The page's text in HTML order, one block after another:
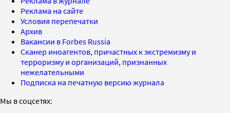
Реклама на сайте
Условия перепечатки
Архив
Вакансии в Forbes Russia
Сканер иноагентов, причастных к экстремизму и
терроризму и организаций, признанных
нежелательными
Подписка на печатную версию журнала
Мы в соцсетях: